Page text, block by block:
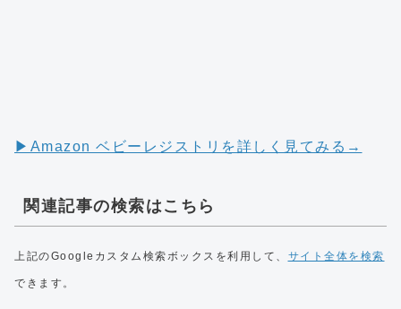
▶︎Amazon ベビーレジストリを詳しく見てみる→
関連記事の検索はこちら
上記のGoogleカスタム検索ボックスを利用して、 サイト全体を検索
できます。